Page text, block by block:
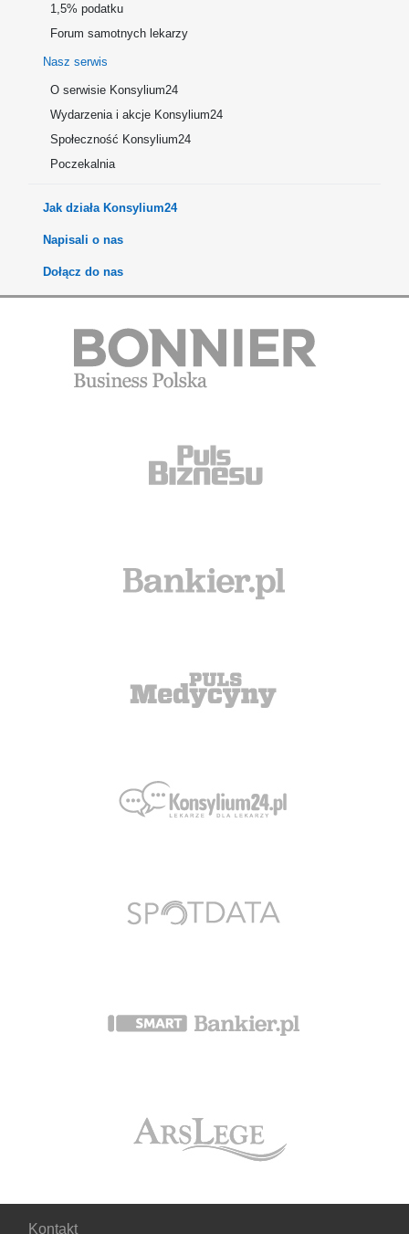
1,5% podatku
Forum samotnych lekarzy
Nasz serwis
O serwisie Konsylium24
Wydarzenia i akcje Konsylium24
Społeczność Konsylium24
Poczekalnia
Jak działa Konsylium24
Napisali o nas
Dołącz do nas
Kontakt